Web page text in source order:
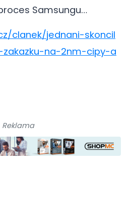
Samsungu…
clanek/jednani-skoncil
na-2nm-cipy-a
Reklama